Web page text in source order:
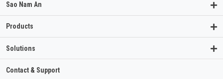
Sao Nam An
Products
Solutions
Contact & Support